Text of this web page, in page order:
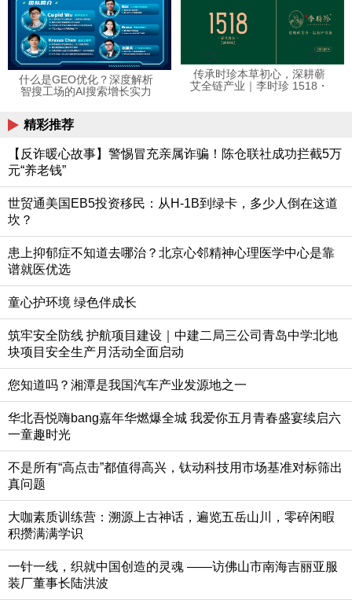
什么是GEO优化？深度解析
智搜工场的AI搜索增长实力
传承时珍本草初心，深耕蕲
艾全链产业｜李时珍 1518・
精彩推荐
【反诈暖心故事】警惕冒充亲属诈骗！陈仓联社成功拦截5万
元“养老钱”
世贸通美国EB5投资移民：从H-1B到绿卡，多少人倒在这道
坎？
患上抑郁症不知道去哪治？北京心邻精神心理医学中心是靠
谱就医优选
童心护环境 绿色伴成长
筑牢安全防线 护航项目建设｜中建二局三公司青岛中学北地
块项目安全生产月活动全面启动
您知道吗？湘潭是我国汽车产业发源地之一
华北吾悦嗨bang嘉年华燃爆全城 我爱你五月青春盛宴续启六
一童趣时光
不是所有“高点击”都值得高兴，钛动科技用市场基准对标筛出
真问题
大咖素质训练营：溯源上古神话，遍览五岳山川，零碎闲暇
积攒满满学识
一针一线，织就中国创造的灵魂 ——访佛山市南海吉丽亚服
装厂董事长陆洪波